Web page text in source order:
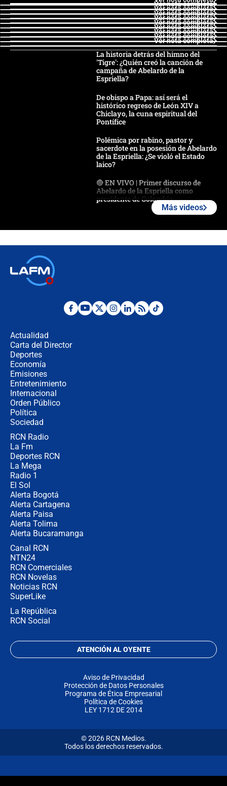
Ver nota completa
Ver nota completa
Ver nota completa
Ver nota completa
Ver nota completa
Ver nota completa
Ver nota completa
Ver nota completa
Ver nota completa
La historia detrás del himno del
'Tigre': ¿Quién creó la canción de
campaña de Abelardo de la
Espriella?
De obispo a Papa: así será el
histórico regreso de León XIV a
Chiclayo, la cuna espiritual del
Pontífice
Polémica por rabino, pastor y
sacerdote en la posesión de Abelardo
de la Espriella: ¿Se violó el Estado
laico?
🔴 EN VIVO | Primer discurso de
Abelardo de la Espriella como
presidente de Colombia
Desde dermatitis hasta infecciones:
Más videos
Actualidad
Carta del Director
Deportes
Economía
Emisiones
Entretenimiento
Internacional
Orden Público
Política
Sociedad
RCN Radio
La Fm
Deportes RCN
La Mega
Radio 1
El Sol
Alerta Bogotá
Alerta Cartagena
Alerta Paisa
Alerta Tolima
Alerta Bucaramanga
Canal RCN
NTN24
RCN Comerciales
RCN Novelas
Noticias RCN
SuperLike
La República
RCN Social
ATENCIÓN AL OYENTE
Aviso de Privacidad
Protección de Datos Personales
Programa de Ética Empresarial
Política de Cookies
LEY 1712 DE 2014
© 2026 RCN Medios.
Todos los derechos reservados.